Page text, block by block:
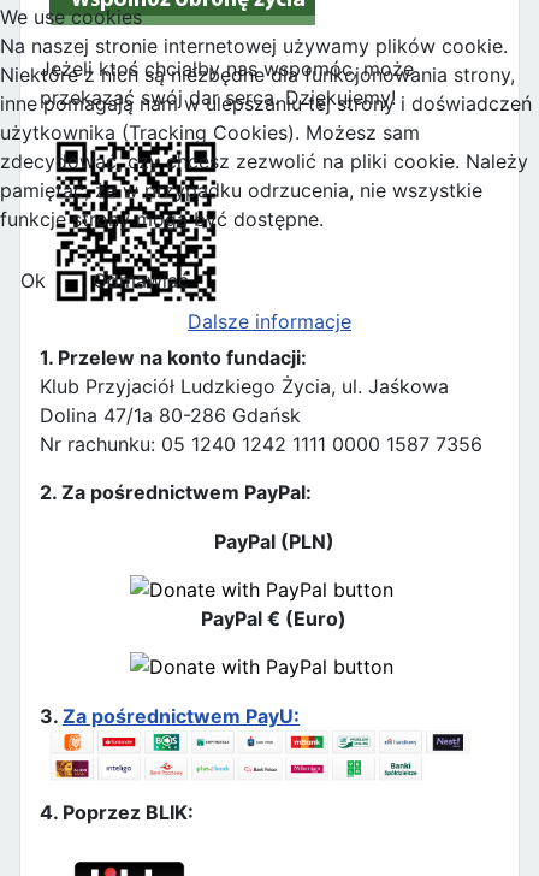
Jeżeli ktoś chciałby nas wspomóc, może
przekazać swój dar serca. Dziękujemy!
1. Przelew na konto fundacji:
Klub Przyjaciół Ludzkiego Życia, ul. Jaśkowa
Dolina 47/1a 80-286 Gdańsk
Nr rachunku: 05 1240 1242 1111 0000 1587 7356
2. Za pośrednictwem PayPal:
PayPal (PLN)
PayPal € (Euro)
3. Za pośrednictwem PayU:
4. Poprzez BLIK:
We use cookies
Na naszej stronie internetowej używamy plików cookie.
Niektóre z nich są niezbędne dla funkcjonowania strony,
inne pomagają nam w ulepszaniu tej strony i doświadczeń
użytkownika (Tracking Cookies). Możesz sam
zdecydować, czy chcesz zezwolić na pliki cookie. Należy
pamiętać, że w przypadku odrzucenia, nie wszystkie
funkcje strony mogą być dostępne.
Ok
Odmawiać
Dalsze informacje